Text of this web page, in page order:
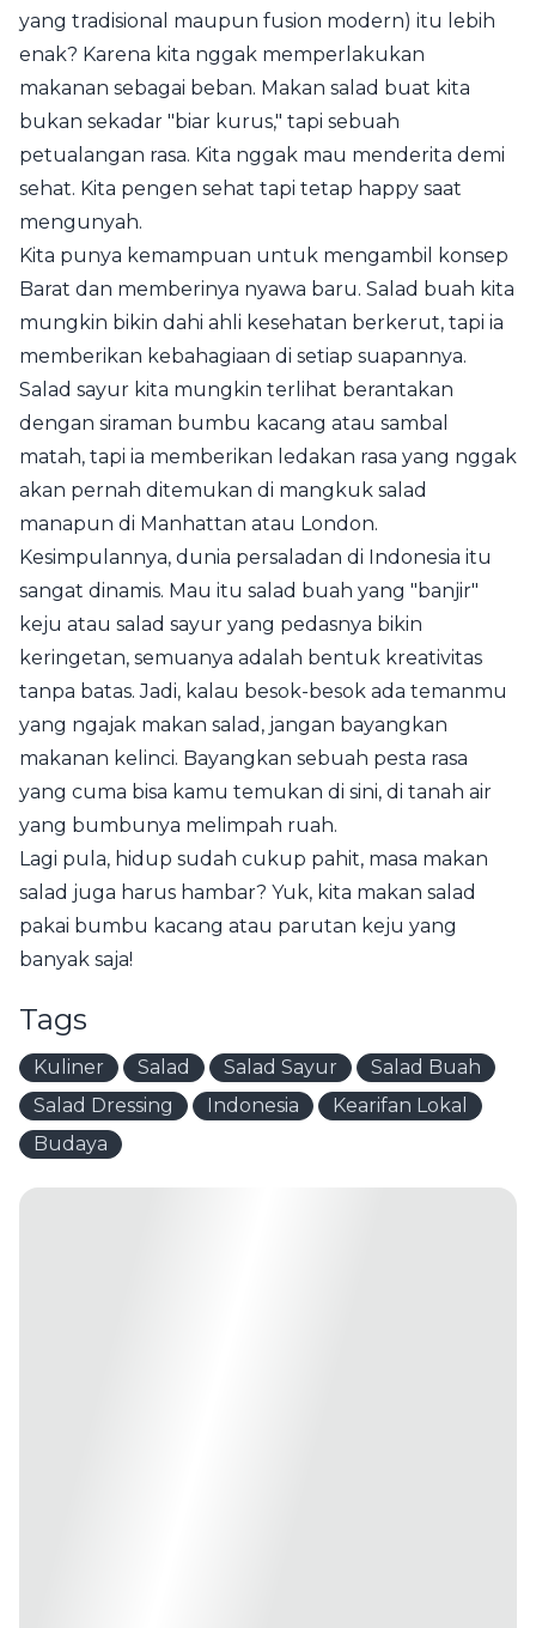
yang tradisional maupun fusion modern) itu lebih
enak? Karena kita nggak memperlakukan
makanan sebagai beban. Makan salad buat kita
bukan sekadar "biar kurus," tapi sebuah
petualangan rasa. Kita nggak mau menderita demi
sehat. Kita pengen sehat tapi tetap happy saat
mengunyah.
Kita punya kemampuan untuk mengambil konsep
Barat dan memberinya nyawa baru. Salad buah kita
mungkin bikin dahi ahli kesehatan berkerut, tapi ia
memberikan kebahagiaan di setiap suapannya.
Salad sayur kita mungkin terlihat berantakan
dengan siraman bumbu kacang atau sambal
matah, tapi ia memberikan ledakan rasa yang nggak
akan pernah ditemukan di mangkuk salad
manapun di Manhattan atau London.
Kesimpulannya, dunia persaladan di Indonesia itu
sangat dinamis. Mau itu salad buah yang "banjir"
keju atau salad sayur yang pedasnya bikin
keringetan, semuanya adalah bentuk kreativitas
tanpa batas. Jadi, kalau besok-besok ada temanmu
yang ngajak makan salad, jangan bayangkan
makanan kelinci. Bayangkan sebuah pesta rasa
yang cuma bisa kamu temukan di sini, di tanah air
yang bumbunya melimpah ruah.
Lagi pula, hidup sudah cukup pahit, masa makan
salad juga harus hambar? Yuk, kita makan salad
pakai bumbu kacang atau parutan keju yang
banyak saja!
Tags
Kuliner Salad Salad Sayur
Salad Buah
Salad Dressing
Indonesia
Kearifan Lokal
Budaya